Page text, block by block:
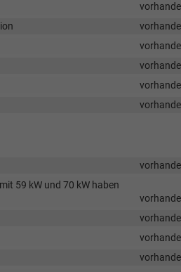
59 kW und 70 kW haben